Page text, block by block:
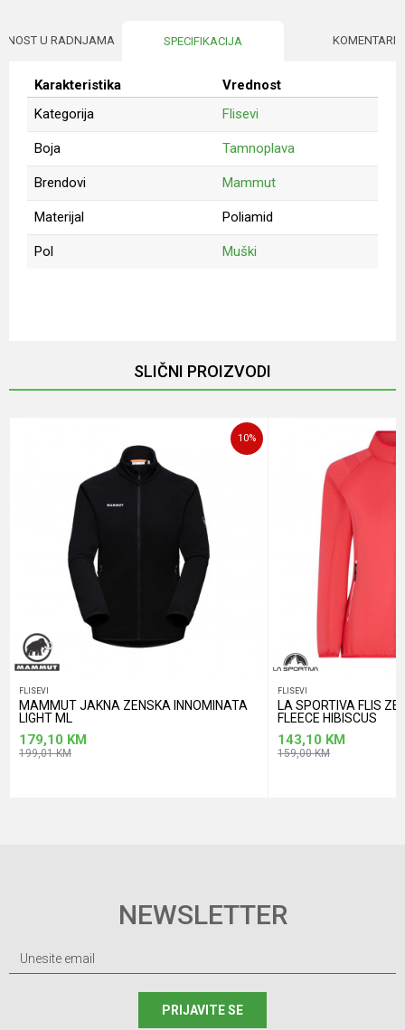
U RADNJAMA SPECIFIKACIJA KOMENTARI
Karakteristika
Vrednost
Kategorija
Flisevi
Boja Tamnoplava
Brendovi Mammut
Materijal Poliamid
Pol Muški
POŠALJI
SLIČNI PROIZVODI
10%
FLISEVI
MAMMUT JAKNA ZENSKA INNOMINATA
LIGHT ML
179,10 KM
199,01KM
FLISEVI
LA SPORTIVA FLIS
FLEECE HIBISCUS
143,10 KM
159,00KM
NEWSLETTER
PRIJAVITE SE